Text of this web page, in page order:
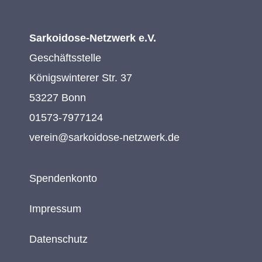
Sarkoidose-Netzwerk e.V.
Geschäftsstelle
Königswinterer Str. 37
53227 Bonn
01573-7977124
verein@sarkoidose-netzwerk.de
Spendenkonto
Impressum
Datenschutz